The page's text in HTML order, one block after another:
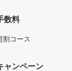
数料
割コース
ャンペーン